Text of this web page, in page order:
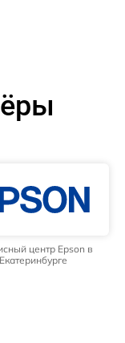
центр Epson в
Екатеринбурге